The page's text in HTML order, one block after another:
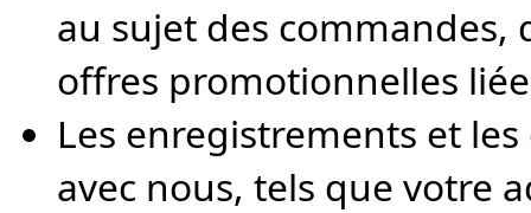
au sujet des commandes,
offres promotionnelles
Les enregistrements et
avec nous, tels que votre